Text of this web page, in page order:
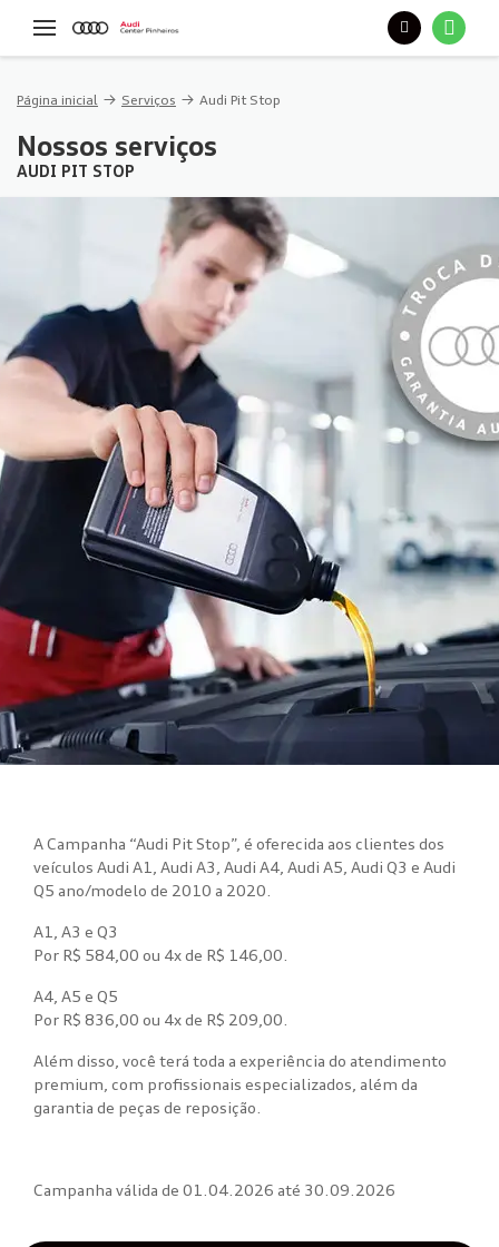
Página inicial Serviços Audi Pit Stop
Nossos serviços
AUDI PIT STOP
A Campanha “Audi Pit Stop”, é oferecida aos clientes dos
veículos Audi A1, Audi A3, Audi A4, Audi A5, Audi Q3 e Audi
Q5 ano/modelo de 2010 a 2020.
A1, A3 e Q3
Por R$ 584,00 ou 4x de R$ 146,00.
A4, A5 e Q5
Por R$ 836,00 ou 4x de R$ 209,00.
Além disso, você terá toda a experiência do atendimento
premium, com profissionais especializados, além da
garantia de peças de reposição.
Campanha válida de 01.04.2026 até 30.09.2026